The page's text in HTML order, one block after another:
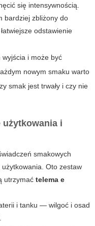
się intensywnością.
bardziej zbliżony do
odstawienie
i może być
nowym smaku warto
smak jest trwały i czy nie
użytkowania i
smakowych
Oto zestaw
utrzymać telema e
i tanku — wilgoć i osad